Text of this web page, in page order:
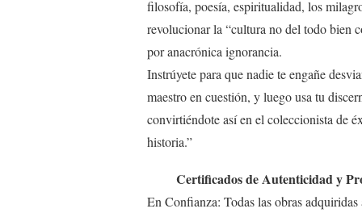
filosofía, poesía, espiritualidad, los
revolucionar la “cultura no del todo bien
por anacrónica ignorancia.
Instrúyete para que nadie te engañe
maestro en cuestión, y luego usa tu
convirtiéndote así en el coleccionista de
historia.”
Certificados de Autenticidad y
En Confianza: Todas las obras